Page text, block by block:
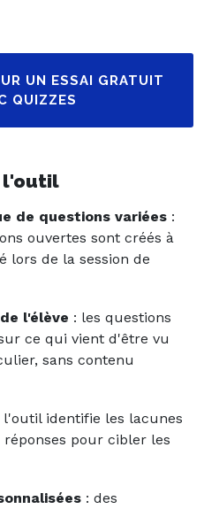
UN ESSAI GRATUIT
QUIZZES
l'outil
de questions variées :
ouvertes sont créés à
lors de la session de
l'élève : les questions
ce qui vient d'être vu
sans contenu
l'outil identifie les lacunes
pour cibler les
: des